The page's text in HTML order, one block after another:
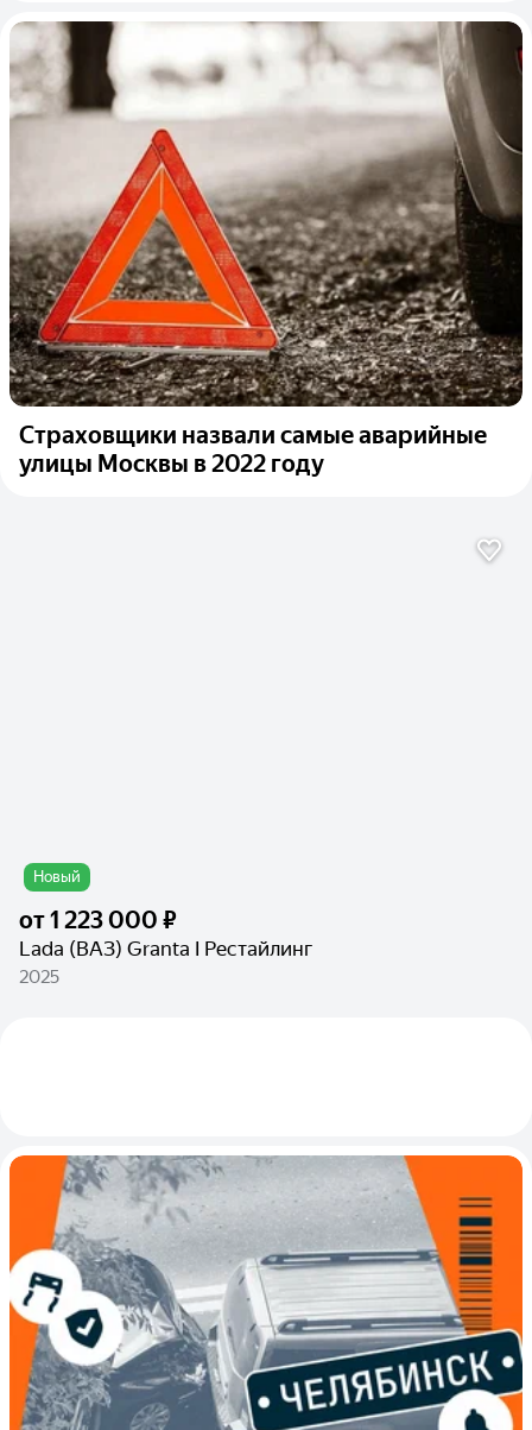
Страховщики назвали самые аварийные
улицы Москвы в 2022 году
Новый
от1 223 000 ₽
Lada (ВАЗ) Granta I Рестайлинг
2025